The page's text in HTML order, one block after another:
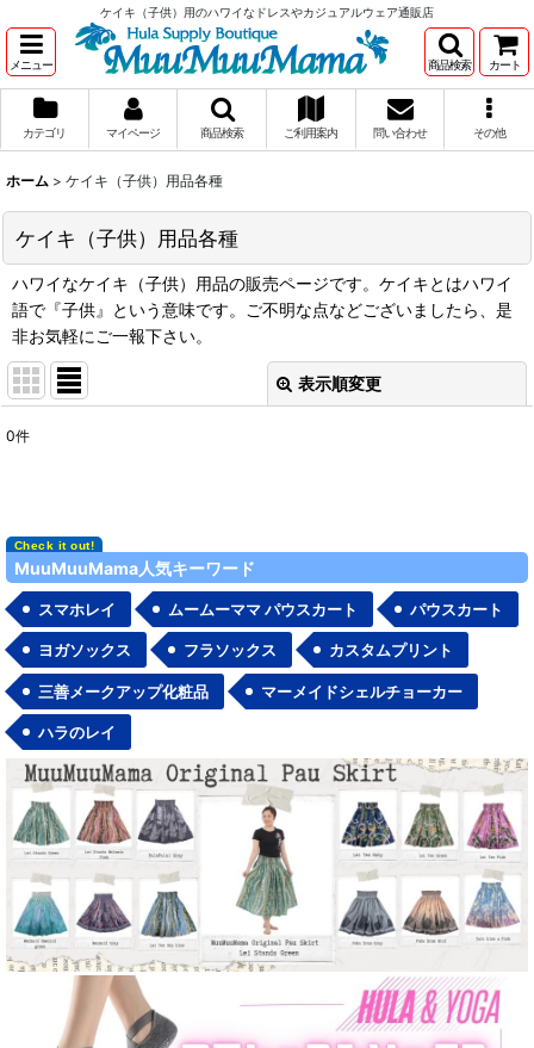
ケイキ（子供）用のハワイなドレスやカジュアルウェア通販店
メニュー 商品検索 カート
カテゴリ マイページ 商品検索 ご利用案内 問い合わせ その他
ホーム > ケイキ（子供）用品各種
ケイキ（子供）用品各種
ハワイなケイキ（子供）用品の販売ページです。ケイキとはハワイ
語で『子供』という意味です。ご不明な点などございましたら、是
非お気軽にご一報下さい。
表示順変更
並び順 :
絞り込む
0件
MuuMuuMama人気キーワード
スマホレイ ムームーママ パウスカート パウスカート
ヨガソックス フラソックス カスタムプリント
三善メークアップ化粧品 マーメイドシェルチョーカー
ハラのレイ